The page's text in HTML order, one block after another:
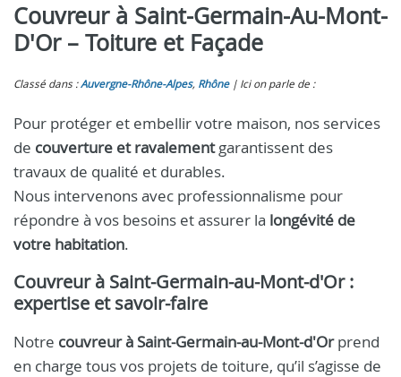
Couvreur à Saint-Germain-Au-Mont-
D'Or – Toiture et Façade
Classé dans :Auvergne-Rhône-Alpes, Rhône Ici on parle de :
Pour protéger et embellir votre maison, nos services
de couverture et ravalementgarantissent des
travaux de qualité et durables.
Nous intervenons avec professionnalisme pour
répondre à vos besoins et assurer la longévité de
votre habitation.
Couvreur à Saint-Germain-au-Mont-d'Or :
expertise et savoir-faire
Notre couvreur à Saint-Germain-au-Mont-d'Orprend
en charge tous vos projets de toiture, qu’il s’agisse de